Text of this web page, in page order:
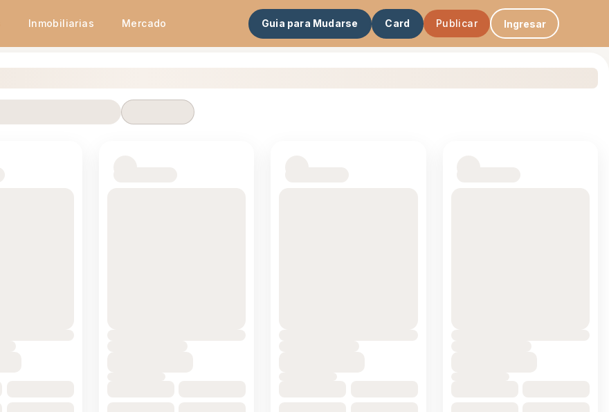
Inmobiliarias Mercado Guia para Mudarse Card Publicar Ingresar